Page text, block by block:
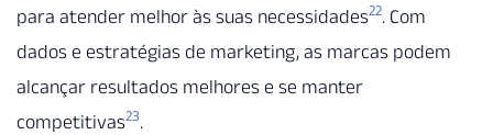
para atender melhor às suas necessidades22. Com
dados e estratégias de marketing, as marcas podem
alcançar resultados melhores e se manter
competitivas23.